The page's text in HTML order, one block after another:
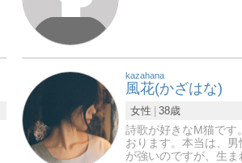
kazahana
風花(かざはな)
女性
38歳
詩歌が好きなМ猫です
おります。本当は、
が強いのですが、生ま